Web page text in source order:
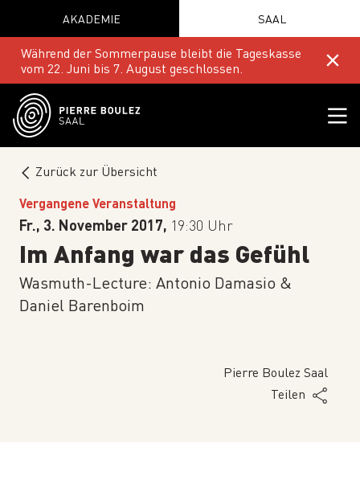
AKADEMIE SAAL
Während der Sommerpause bleibt die Tageskasse
vom 22. Juni bis 7. August geschlossen.
Zurück zur Übersicht
Vergangene Veranstaltung
Fr., 3. November 2017, 19:30 Uhr
Im Anfang war das Gefühl
Wasmuth-Lecture: Antonio Damasio &
Daniel Barenboim
Pierre Boulez Saal
Teilen